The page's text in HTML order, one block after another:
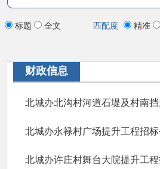
标题 全文 匹配度 精准
财政信息
北城办北沟村河道石堤及村南
北城办永禄村广场提升工程招
北城办许庄村舞台大院提升工